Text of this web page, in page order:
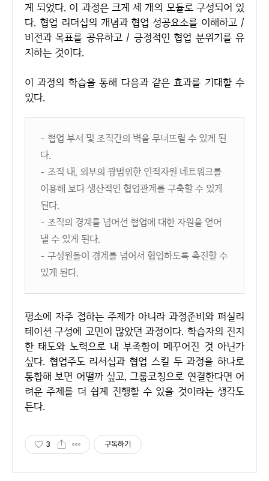
게 되었다. 이 과정은 크게 세 개의 모듈로 구성되어 있
다. 협업 리더십의 개념과 협업 성공요소를 이해하고 /
비전과 목표를 공유하고 / 긍정적인 협업 분위기를 유
지하는 것이다.
이 과정의 학습을 통해 다음과 같은 효과를 기대할 수
있다.
- 협업 부서 및 조직간의 벽을 무너뜨릴 수 있게 된
다.
- 조직 내, 외부의 광범위한 인적자원 네트워크를
이용해 보다 생산적인 협업관계를 구축할 수 있게
된다.
- 조직의 경계를 넘어선 협업에 대한 자원을 얻어
낼 수 있게 된다.
- 구성원들이 경계를 넘어서 협업하도록 촉진할 수
있게 된다.
평소에 자주 접하는 주제가 아니라 과정준비와 퍼실리
테이션 구성에 고민이 많았던 과정이다. 학습자의 진지
한 태도와 노력으로 내 부족함이 메꾸어진 것 아닌가
싶다. 협업주도 리서십과 협업 스킬 두 과정을 하나로
통합해 보면 어떨까 싶고, 그룹코칭으로 연결한다면 어
려운 주제를 더 쉽게 진행할 수 있을 것이라는 생각도
든다.
3 구독하기